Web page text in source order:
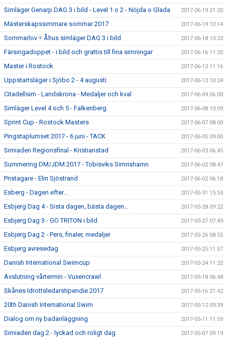
Simläger Genarp DAG 3 i bild - Level 1 o 2 - Nöjda o Glada 2017-06-19 21:20
Mästerskapssimmare sommar 2017 2017-06-19 10:14
Sommarlov = Åhus simläger DAG 3 i bild 2017-06-18 10:23
Färsingadoppet - i bild och grattis till fina simningar 2017-06-16 11:20
Master i Rostock 2017-06-13 11:16
Uppstartsläger i Sjöbo 2 - 4 augusti 2017-06-13 10:24
Citadellsim - Landskrona - Medaljer och kval 2017-06-09 06:00
Simläger Level 4 och 5 - Falkenberg 2017-06-08 10:09
Sprint Cup - Rostock Masters 2017-06-07 08:00
Pingstaplumset 2017 - 6 juni - TACK 2017-06-05 09:00
Simiaden Regionsfinal - Kristianstad 2017-06-03 06:45
Summering DM/JDM 2017 - Tobisviks Simrishamn 2017-06-02 08:47
Pristagare - Elin Sjöstrand 2017-06-02 06:18
Esberg - Dagen efter... 2017-05-31 15:53
Esbjerg Dag 4 - Sista dagen, bästa dagen... 2017-05-28 09:22
Esbjerg Dag 3 - GO TRITON i bild 2017-05-27 07:49
Esbjerg Dag 2 - Pers, finaler, medaljer 2017-05-26 08:55
Esbjerg avresedag 2017-05-25 11:57
Danish International Swimcup 2017-05-24 11:32
Avslutning vårtermin - Vuxencrawl 2017-05-18 06:48
Skånes Idrottsledarstipendie 2017 2017-05-16 21:42
20th Danish International Swim 2017-05-12 09:39
Dialog om ny badanläggning 2017-05-11 11:59
Simiaden dag 2 - lyckad och roligt dag 2017-05-07 09:19